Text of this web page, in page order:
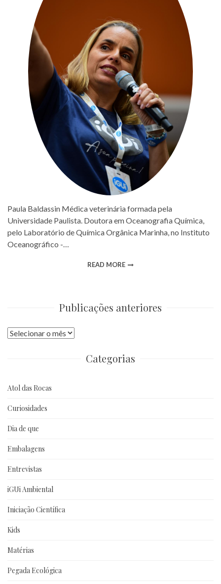
Paula Baldassin Médica veterinária formada pela
Universidade Paulista. Doutora em Oceanografia Química,
pelo Laboratório de Química Orgânica Marinha, no Instituto
Oceanográfico -…
READ MORE
Publicações anteriores
Publicações
Categorias
Atol das Rocas
Curiosidades
Dia de que
Embalagens
Entrevistas
iGUi Ambiental
Iniciação Científica
Kids
Matérias
Pegada Ecológica